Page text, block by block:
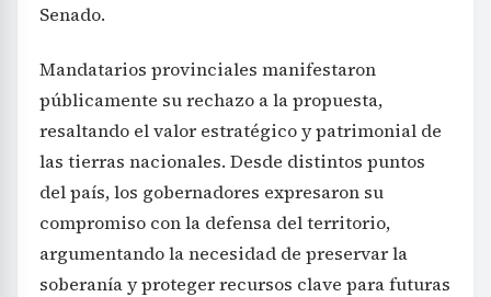
Senado.
Mandatarios provinciales manifestaron
públicamente su rechazo a la propuesta,
resaltando el valor estratégico y patrimonial de
las tierras nacionales. Desde distintos puntos
del país, los gobernadores expresaron su
compromiso con la defensa del territorio,
argumentando la necesidad de preservar la
soberanía y proteger recursos clave para futuras